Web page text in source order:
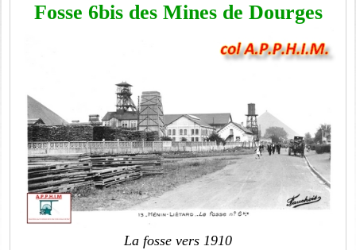
Fosse 6bis des Mines de Dourges
La fosse vers 1910